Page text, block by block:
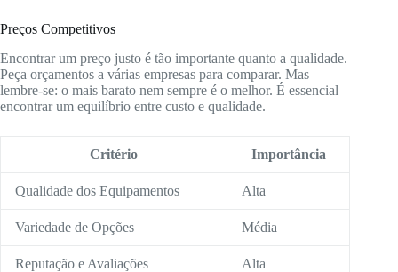
Preços Competitivos
Encontrar um preço justo é tão importante quanto a qualidade.
Peça orçamentos a várias empresas para comparar. Mas
lembre-se: o mais barato nem sempre é o melhor. É essencial
encontrar um equilíbrio entre custo e qualidade.
Critério Importância
Qualidade dos Equipamentos Alta
Variedade de Opções Média
Reputação e Avaliações Alta